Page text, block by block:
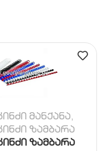
მანქანა,
ზამბარა
ზამბარა